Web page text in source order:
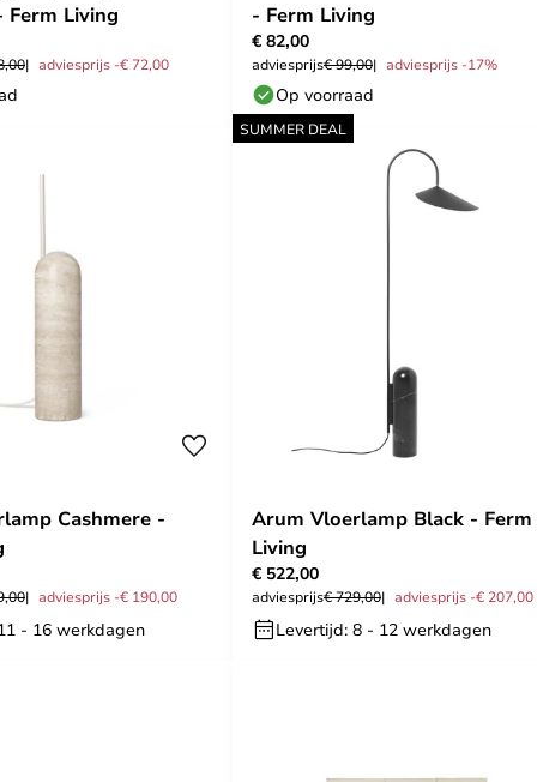
Ferm Living
adviesprijs -€ 72,00
- Ferm Living
€ 82,00
adviesprijs€ 99,00 adviesprijs -17%
Op voorraad
Cashmere -
adviesprijs -€ 190,00
- 16 werkdagen
SUMMER DEAL
Arum Vloerlamp Black - Ferm
Living
€ 522,00
adviesprijs€ 729,00 adviesprijs -€ 207,00
Levertijd: 8 - 12 werkdagen